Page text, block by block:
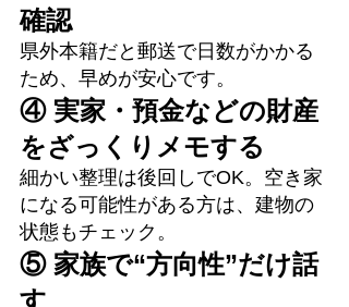
確認
県外本籍だと郵送で日数がかかる
ため、早めが安心です。
④ 実家・預金などの財産
をざっくりメモする
細かい整理は後回しでOK。空き家
になる可能性がある方は、建物の
状態もチェック。
⑤ 家族で“方向性”だけ話
す